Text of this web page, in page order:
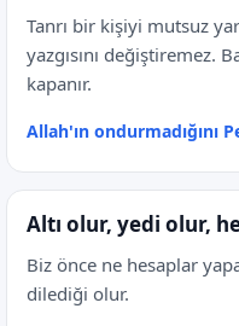
Tanrı bir kişiyi mutsuz
yazgısını değiştiremez.
kapanır.
Allah'ın ondurmadığını
Altı olur, yedi olur,
Biz önce ne hesaplar
dilediği olur.